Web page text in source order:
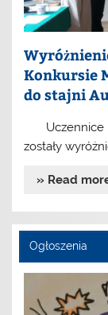
Konkursie
do stajni
Uczennice
zostały
» Read
Ogłoszenia